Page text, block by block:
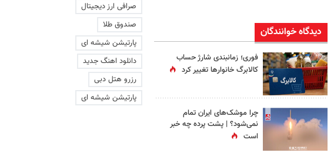
دیدگاه خوانندگان
فوری؛ زمانبندی‌ شارژ حساب
کالابرگ خانوارها تغییر کرد
چرا موشک‌های ایران تمام
نمی‌شود؟ | پشت پرده چه خبر
است
صرافی ارز دیجیتال
صندوق طلا
پارتیشن شیشه ای
دانلود اهنگ جدید
رزرو هتل دبی
پارتیشن شیشه ای